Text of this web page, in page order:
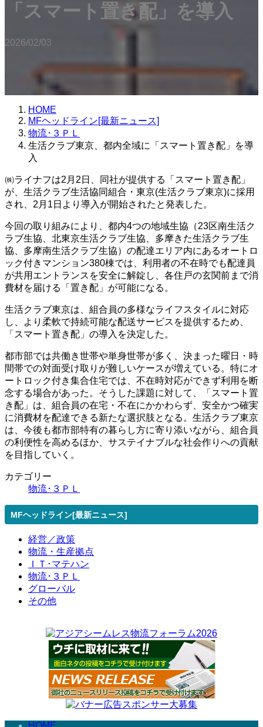
「スマート置き配」を導入
2026/02/03
HOME
MFヘッドライン[最新ニュース]
物流･３ＰＬ
生活クラブ東京、都内全域に「スマート置き配」を導
入
㈱ライナフは2月2日、同社が提供する「スマート置き配」
が、生活クラブ生活協同組合・東京(生活クラブ東京)に採用
され、2月1日より導入が開始されたと発表した。
今回の取り組みにより、都内4つの地域生協（23区南生活ク
ラブ生協、北東京生活クラブ生協、多摩きた生活クラブ生
協、多摩南生活クラブ生協）の配達エリア内にあるオートロ
ック付きマンション380棟では、利用者の不在時でも配達員
が共用エントランスを安全に解錠し、各住戸の玄関前まで消
費材を届ける「置き配」が可能になる。
生活クラブ東京は、組合員の多様なライフスタイルに対応
し、より柔軟で持続可能な配送サービスを提供するため、
「スマート置き配」の導入を決定した。
都市部では共働き世帯や単身世帯が多く、決まった曜日・時
間帯での対面受け取りが難しいケースが増えている。特にオ
ートロック付き集合住宅では、不在時対応ができず利用を断
念する場合があった。そうした課題に対して、「スマート置
き配」は、組合員の在宅・不在にかかわらず、安全かつ確実
に消費材を配達できる新たな選択肢となる。生活クラブ東京
は、今後も都市部特有の暮らし方に寄り添いながら、組合員
の利便性を高めるほか、サステイナブルな社会作りへの貢献
を目指していく。
カテゴリー
物流･３ＰＬ
MFヘッドライン[最新ニュース]
経営／政策
物流・生産拠点
ＩＴ･マテハン
物流･３ＰＬ
グローバル
その他